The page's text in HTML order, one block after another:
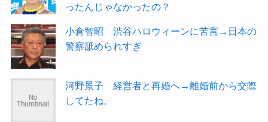
ったんじゃなかったの？
小倉智昭 渋谷ハロウィーンに苦言→日本の
警察舐められすぎ
河野景子 経営者と再婚へ→離婚前から交際
してたね。